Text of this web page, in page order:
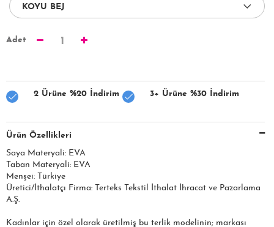
Adet 1
2 Ürüne %20 İndirim 3+ Ürüne %30 İndirim
Ürün Özellikleri
Saya Materyali: EVA
Taban Materyali: EVA
Menşei: Türkiye
Üretici/İthalatçı Firma: Terteks Tekstil İthalat İhracat ve Pazarlama
A.Ş.​​​
Kadınlar için özel olarak üretilmiş bu terlik modelinin; markası